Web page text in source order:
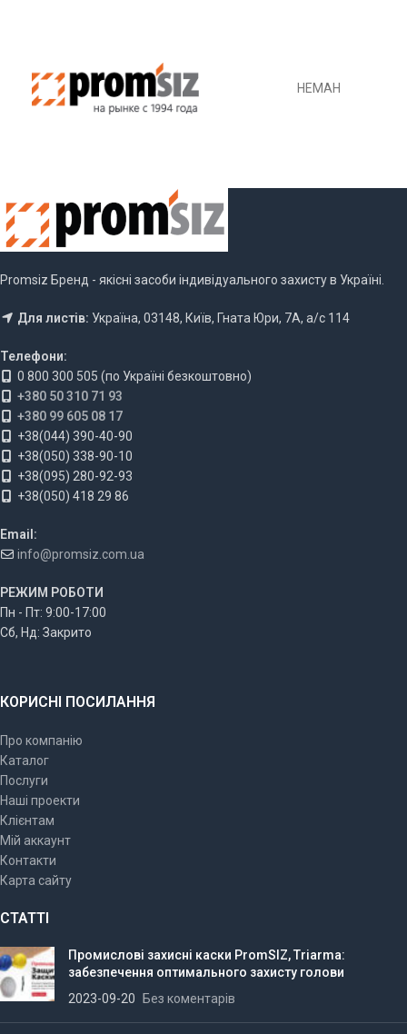
НЕМАН
Promsiz Бренд - якісні засоби індивідуального захисту в Україні.
Для листів: Україна, 03148, Київ, Гната Юри, 7А, а/с 114
Телефони:
0 800 300 505 (по Україні безкоштовно)
+380 50 310 71 93
+380 99 605 08 17
+38(044) 390-40-90
+38(050) 338-90-10
+38(095) 280-92-93
+38(050) 418 29 86
Email:
info@promsiz.com.ua
РЕЖИМ РОБОТИ
Пн - Пт: 9:00-17:00
Сб, Нд: Закрито
КОРИСНІ ПОСИЛАННЯ
Про компанію
Каталог
Послуги
Наші проекти
Клієнтам
Мій аккаунт
Контакти
Карта сайту
СТАТТІ
Промислові захисні каски PromSIZ, Triarma:
забезпечення оптимального захисту голови
2023-09-20
Без коментарів